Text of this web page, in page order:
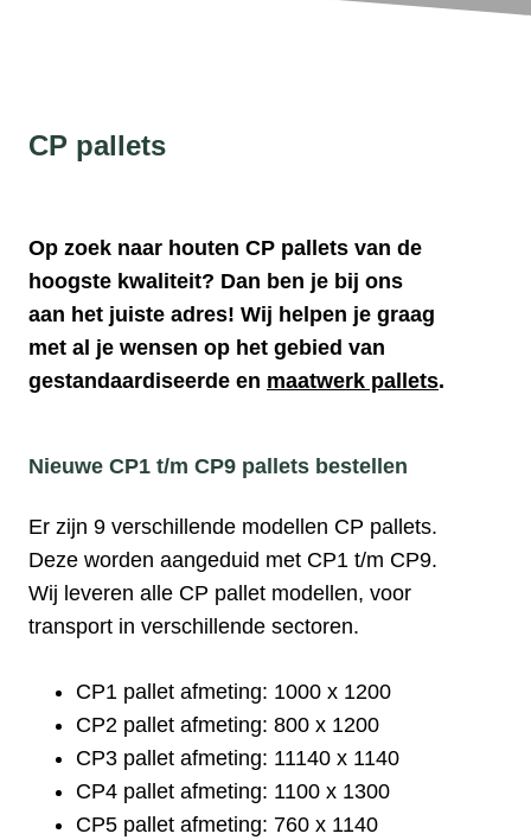
CP pallets
Op zoek naar houten CP pallets van de
hoogste kwaliteit? Dan ben je bij ons
aan het juiste adres! Wij helpen je graag
met al je wensen op het gebied van
gestandaardiseerde en maatwerk pallets.
Nieuwe CP1 t/m CP9 pallets bestellen
Er zijn 9 verschillende modellen CP pallets.
Deze worden aangeduid met CP1 t/m CP9.
Wij leveren alle CP pallet modellen, voor
transport in verschillende sectoren.
CP1 pallet afmeting: 1000 x 1200
CP2 pallet afmeting: 800 x 1200
CP3 pallet afmeting: 11140 x 1140
CP4 pallet afmeting: 1100 x 1300
CP5 pallet afmeting: 760 x 1140